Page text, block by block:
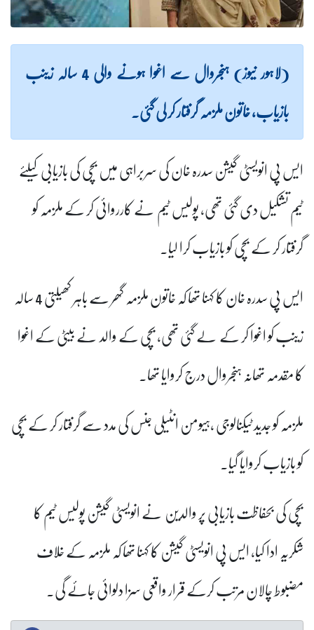
(لاہور نیوز) ہنجروال سے اغوا ہونے والی 4 سالہ زینب
بازیاب، خاتون ملزمہ گرفتار کر لی گئی۔
ایس پی انویسٹی گیشن سدرہ خان کی سربراہی میں بچی کی بازیابی کیلئے
ٹیم تشکیل دی گئی تھی, پولیس ٹیم نے کارروائی کر کے ملزمہ کو
گرفتار کر کے بچی کو بازیاب کرا لیا۔
ایس پی سدرہ خان کا کہنا تھا کہ خاتون ملزمہ گھر سے باہر کھیلتی 4 سالہ
زینب کو اغوا کر کے لے گئی تھی، بچی کے والد نے بیٹی کے اغوا
کا مقدمہ تھانہ ہنجروال درج کروایا تھا۔
ملزمہ کو جدید ٹیکنالوجی ،ہیومن انٹیلی جنس کی مدد سے گرفتار کر کے بچی
کو بازیاب کروایا گیا۔
بچی کی بحفاظت بازیابی پر والدین نے انویسٹی گیشن پولیس ٹیم کا
شکریہ ادا کیا، ایس پی انویسٹی گیشن کا کہنا تھا کہ ملزمہ کے خلاف
مضبوط چالان مرتب کرکے قرار واقعی سزا دلوائی جائے گی۔